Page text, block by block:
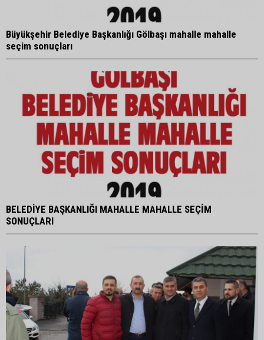
Büyükşehir Belediye Başkanlığı Gölbaşı mahalle mahalle
seçim sonuçları
BELEDİYE BAŞKANLIĞI MAHALLE MAHALLE SEÇİM
SONUÇLARI